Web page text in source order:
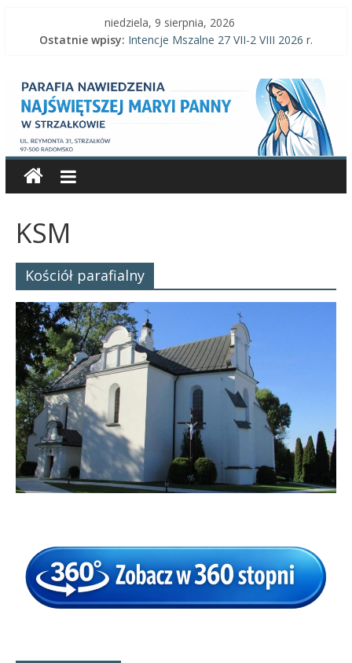
niedziela, 9 sierpnia, 2026
Ostatnie wpisy: Intencje Mszalne 27 VII-2 VIII 2026 r.
Intencje Mszalne 3–9 VIII 2026 r.
Ogłoszenia parafialne 2 VIII 2026 r.
Parafia
Nawiedzenia
Najświętszej
Maryi
Panny
Parafia
Nawiedzenia
Najświętszej
Maryi
Panny
w
Strzałkowie
KSM
Kościół parafialny